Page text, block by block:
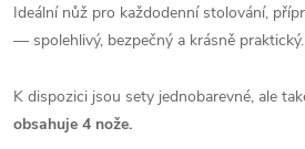
Ideální nůž pro každodenní stolování,
— spolehlivý, bezpečný a krásně praktický.
K dispozici jsou sety jednobarevné, ale
obsahuje 4 nože.